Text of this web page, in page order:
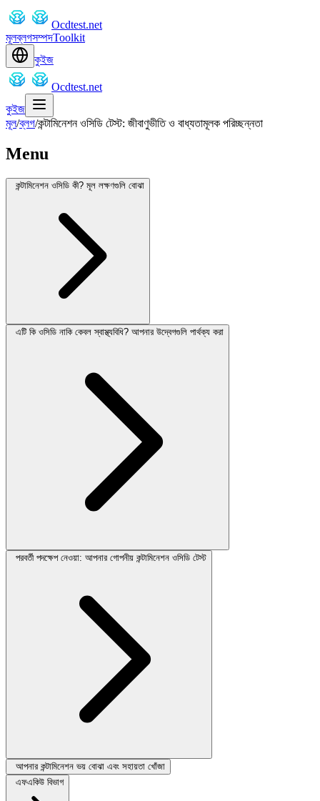
Ocdtest.net
মূলব্লগসম্পদToolkit
কুইজ
Ocdtest.net
কুইজ
মূল/ব্লগ/কন্টামিনেশন ওসিডি টেস্ট: জীবাণুভীতি ও বাধ্যতামূলক পরিচ্ছন্নতা
Menu
কন্টামিনেশন ওসিডি কী? মূল লক্ষণগুলি বোঝা
এটি কি ওসিডি নাকি কেবল স্বাস্থ্যবিধি? আপনার উদ্বেগগুলি পার্থক্য করা
পরবর্তী পদক্ষেপ নেওয়া: আপনার গোপনীয় কন্টামিনেশন ওসিডি টেস্ট
আপনার কন্টামিনেশন ভয় বোঝা এবং সহায়তা খোঁজা
এফএকিউ বিভাগ